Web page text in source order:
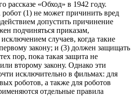
рассказе «Обход» в 1942 году.
робот (1) не может причинить вред
допустить причинение
подчиняться приказам,
случаев, когда такие
закону; и (3) должен защищать
пор, пока такая защита не
второму закону. Однако эти
исключительно в фильмах: для
роботов, а также для роботов
отдельные правила